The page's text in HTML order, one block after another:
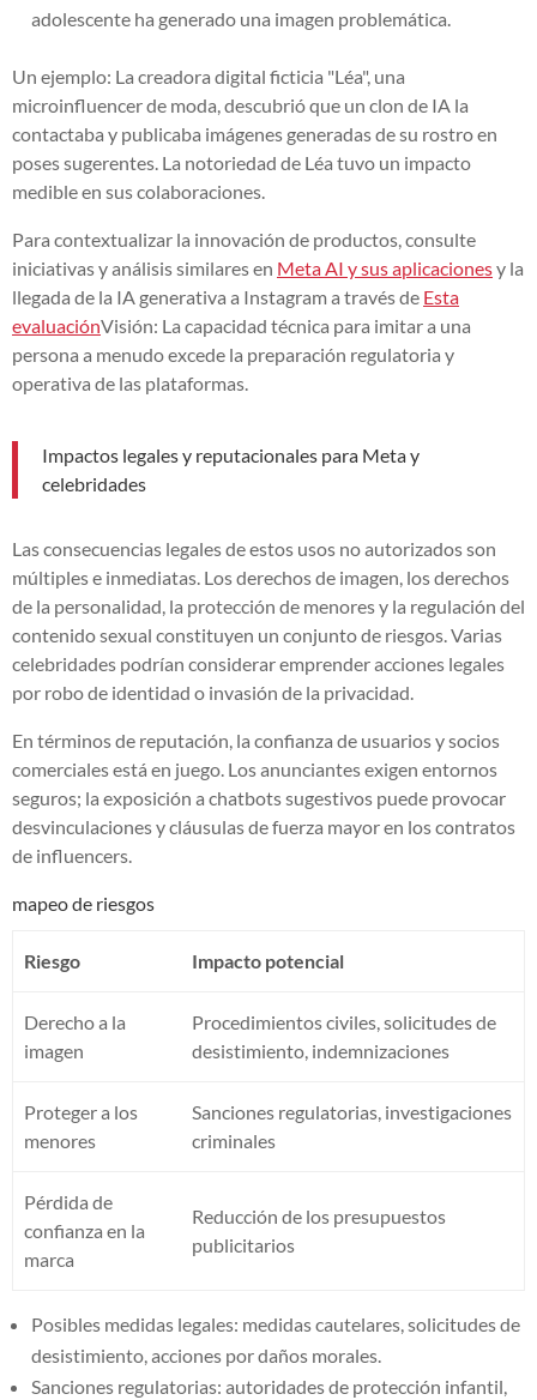
adolescente ha generado una imagen problemática.
Un ejemplo: La creadora digital ficticia "Léa", una
microinfluencer de moda, descubrió que un clon de IA la
contactaba y publicaba imágenes generadas de su rostro en
poses sugerentes. La notoriedad de Léa tuvo un impacto
medible en sus colaboraciones.
Para contextualizar la innovación de productos, consulte
iniciativas y análisis similares en Meta AI y sus aplicacionesy la
llegada de la IA generativa a Instagram a través de Esta
evaluaciónVisión: La capacidad técnica para imitar a una
persona a menudo excede la preparación regulatoria y
operativa de las plataformas.
Impactos legales y reputacionales para Meta y
celebridades
Las consecuencias legales de estos usos no autorizados son
múltiples e inmediatas. Los derechos de imagen, los derechos
de la personalidad, la protección de menores y la regulación del
contenido sexual constituyen un conjunto de riesgos. Varias
celebridades podrían considerar emprender acciones legales
por robo de identidad o invasión de la privacidad.
En términos de reputación, la confianza de usuarios y socios
comerciales está en juego. Los anunciantes exigen entornos
seguros; la exposición a chatbots sugestivos puede provocar
desvinculaciones y cláusulas de fuerza mayor en los contratos
de influencers.
mapeo de riesgos
Riesgo Impacto potencial
Derecho a la
imagen
Procedimientos civiles, solicitudes de
desistimiento, indemnizaciones
Proteger a los
menores
Sanciones regulatorias, investigaciones
criminales
Pérdida de
confianza en la
marca
Reducción de los presupuestos
publicitarios
Posibles medidas legales: medidas cautelares, solicitudes de
desistimiento, acciones por daños morales.
Sanciones regulatorias: autoridades de protección infantil,